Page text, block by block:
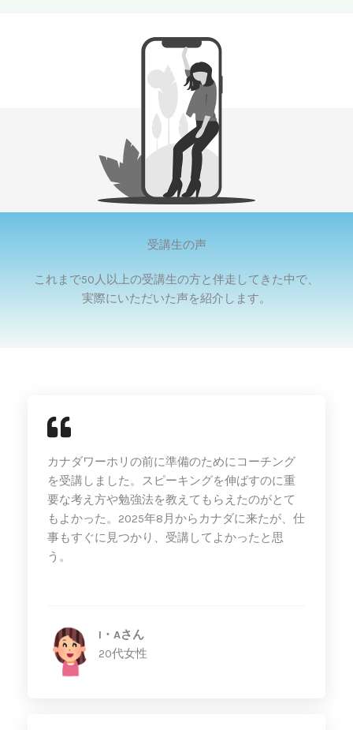
受講生の声
これまで50人以上の受講生の方と伴走してきた中で、
実際にいただいた声を紹介します。
カナダワーホリの前に準備のためにコーチング
を受講しました。スピーキングを伸ばすのに重
要な考え方や勉強法を教えてもらえたのがとて
もよかった。2025年8月からカナダに来たが、仕
事もすぐに見つかり、受講してよかったと思
う。
I・Aさん
20代女性